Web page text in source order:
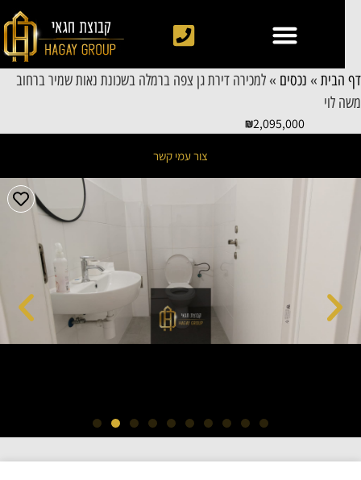
הבית»נכסים»למכירה דירת גן צפה ברמלה בשכונת נאות שמיר ברחוב
לוי
2,095,000
צור עמי קשר